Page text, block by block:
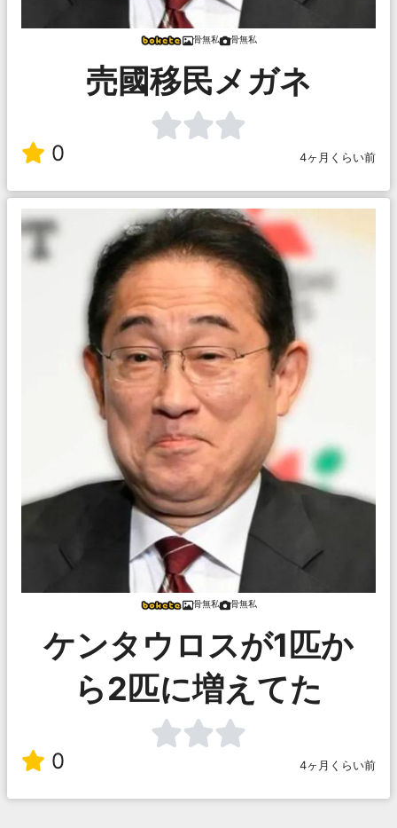
骨無私 骨無私
売國移民メガネ
0 4ヶ月くらい前
骨無私 骨無私
ケンタウロスが1匹か
ら2匹に増えてた
0 4ヶ月くらい前